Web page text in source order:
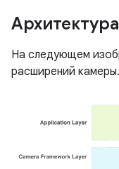
На следующем
расширений камеры.